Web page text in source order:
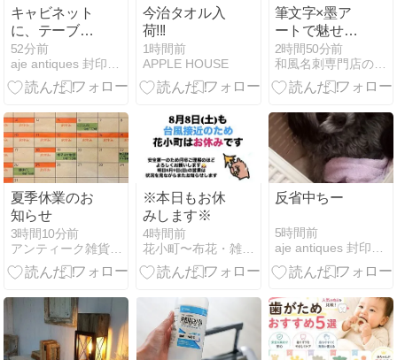
キャビネット
に、テーブル
ライト
52分前
aje antiques 封印ポエム
今治タオル入
荷!!!
1時間前
APPLE HOUSE
筆文字×墨ア
ートで魅せ
る！インパク
ト抜群のオリ
ジナル名刺デ
2時間50分前
和風名刺専門店のスタッフ日記
夏季休業のお
知らせ
3時間10分前
アンティーク雑貨+カフェ Simple Box
※本日もお休
みします※
4時間前
花小町〜布花・雑貨・資材のお店〜
反省中ちー
5時間前
aje antiques 封印ポエム